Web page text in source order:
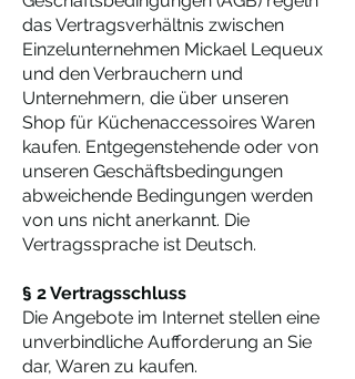
das Vertragsverhältnis zwischen
Einzelunternehmen Mickael Lequeux
und den Verbrauchern und
Unternehmern, die über unseren
Shop für Küchenaccessoires Waren
kaufen. Entgegenstehende oder von
unseren Geschäftsbedingungen
abweichende Bedingungen werden
von uns nicht anerkannt. Die
Vertragssprache ist Deutsch.
§ 2 Vertragsschluss
Die Angebote im Internet stellen eine
unverbindliche Aufforderung an Sie
dar, Waren zu kaufen.